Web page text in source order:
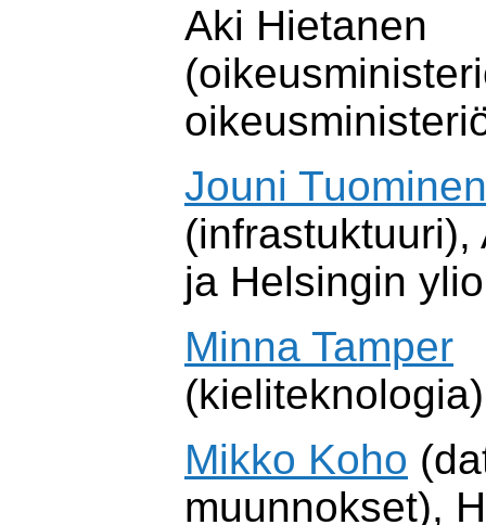
Aki Hietanen
Jouni Tuominen
ja Helsingin
Minna Tamper
Mikko Koho
muunnokset),